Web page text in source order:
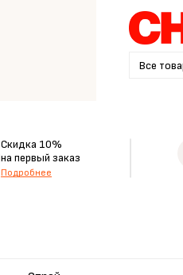
Все
Скидка 10%
на первый заказ
Подробнее